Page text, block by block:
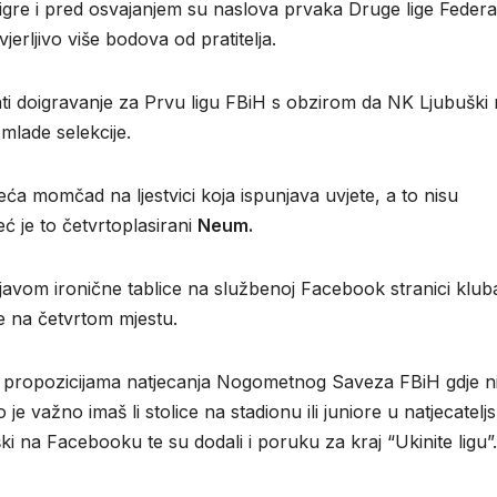
i pred osvajanjem su naslova prvaka Druge lige
više bodova od pratitelja.
doigravanje za Prvu ligu FBiH s obzirom da NK Ljubuški
selekcije.
momčad na ljestvici koja ispunjava uvjete, a to nisu
je to četvrtoplasirani Neum.
ironične tablice na službenoj Facebook stranici
na četvrtom mjestu.
natjecanja Nogometnog Saveza FBiH gdje
važno imaš li stolice na stadionu ili juniore u
na Facebooku te su dodali i poruku za kraj “Ukinite ligu”.